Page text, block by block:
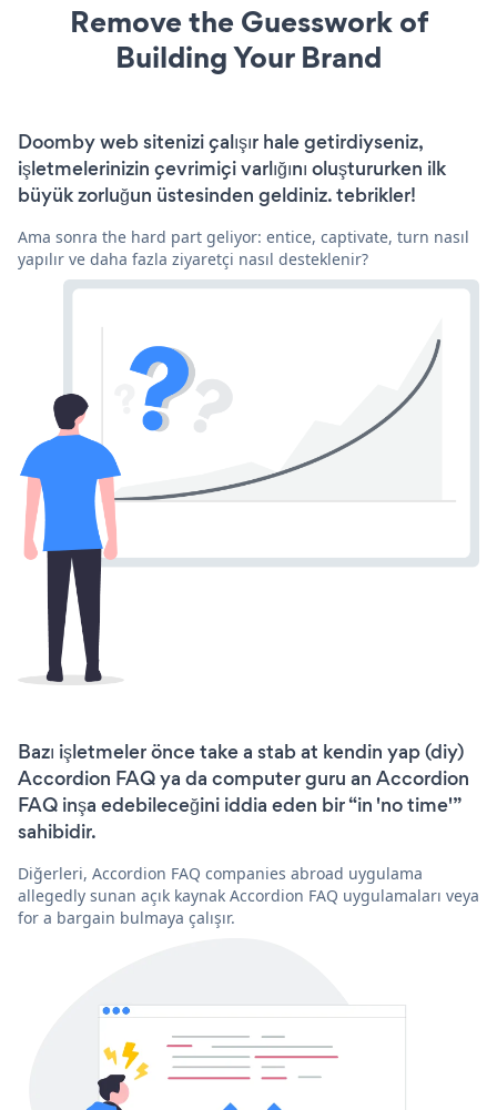
Remove the Guesswork of
Building Your Brand
Doomby web sitenizi çalışır hale getirdiyseniz,
işletmelerinizin çevrimiçi varlığını oluştururken ilk
büyük zorluğun üstesinden geldiniz. tebrikler!
Ama sonra the hard part geliyor: entice, captivate, turn nasıl
yapılır ve daha fazla ziyaretçi nasıl desteklenir?
Bazı işletmeler önce take a stab at kendin yap (diy)
Accordion FAQ ya da computer guru an Accordion
FAQ inşa edebileceğini iddia eden bir “in 'no time'”
sahibidir.
Diğerleri, Accordion FAQ companies abroad uygulama
allegedly sunan açık kaynak Accordion FAQ uygulamaları veya
for a bargain bulmaya çalışır.